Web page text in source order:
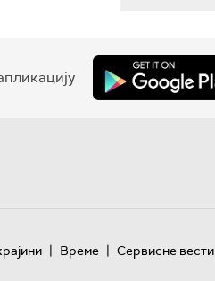
| Време | Сервисне вести